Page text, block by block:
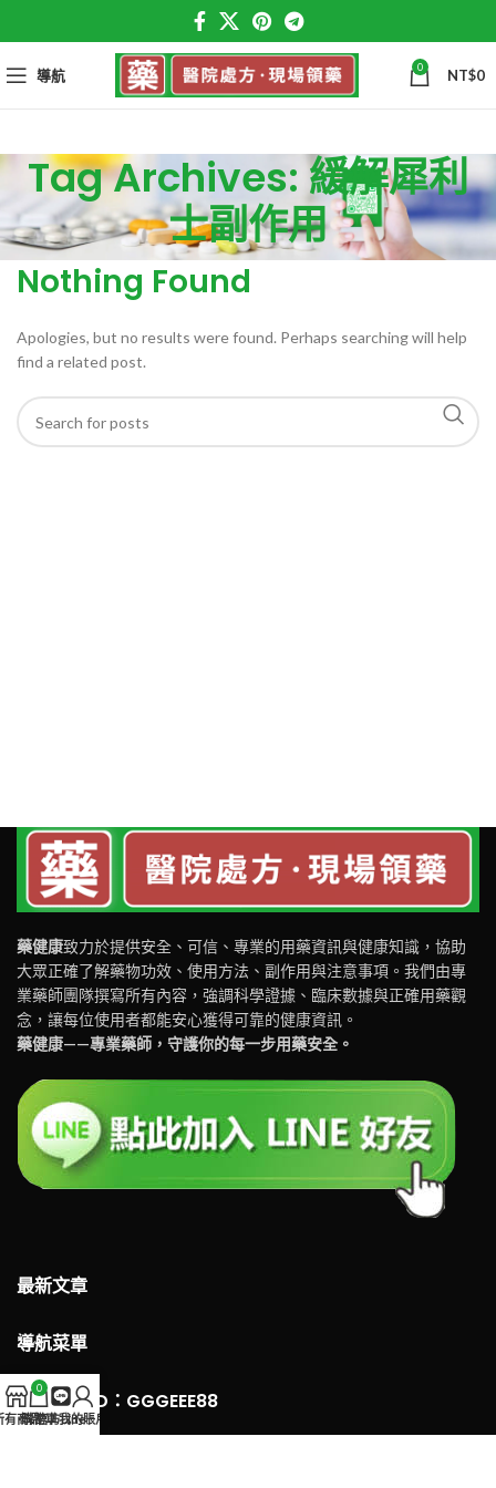
導航 0 NT$0
Tag Archives: 緩解犀利
士副作用
Nothing Found
Apologies, but no results were found. Perhaps searching will help
find a related post.
藥健康致力於提供安全、可信、專業的用藥資訊與健康知識，協助
大眾正確了解藥物功效、使用方法、副作用與注意事項。我們由專
業藥師團隊撰寫所有內容，強調科學證據、臨床數據與正確用藥觀
念，讓每位使用者都能安心獲得可靠的健康資訊。
藥健康——專業藥師，守護你的每一步用藥安全。
最新文章
導航菜單
LINE 客服ID：GGGEEE88
有商品
0
購物車官方Line
我的賬戶